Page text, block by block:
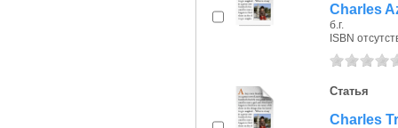
Charles
б.г.
ISBN
Статья
Charles